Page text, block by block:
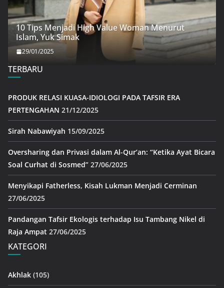
10 Tips Menjadi High Value Woman Menurut
Islam, Yuk Simak
29/01/2025
TERBARU
PRODUK RELASI KUASA-IDIOLOGI PADA TAFSIR ERA
PERTENGAHAN 21/12/2025
Sirah Nabawiyah 15/09/2025
Oversharing dan Privasi dalam Al-Qur’an: “Ketika Ayat Bicara
Soal Curhat di Sosmed” 27/06/2025
Menyikapi Fatherless, Kisah Lukman Menjadi Cerminan
27/06/2025
Pandangan Tafsir Ekologis terhadap Isu Tambang Nikel di
Raja Ampat 27/06/2025
KATEGORI
Akhlak (105)